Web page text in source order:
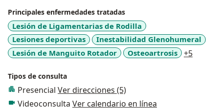
Principales enfermedades tratadas
Lesión de Ligamentarias de Rodilla
Lesiones deportivas
Inestabilidad Glenohumeral
Lesión de Manguito Rotador
Osteoartrosis +5
Tipos de consulta
Presencial Ver direcciones (5)
Videoconsulta Ver calendario en línea